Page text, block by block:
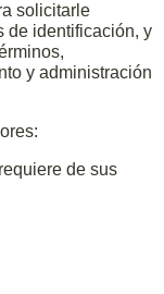
solicitarle
de identificación, y
y administración
de sus